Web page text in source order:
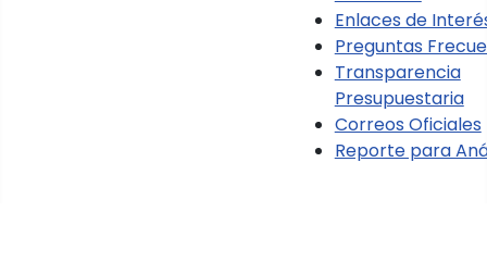
Enlaces de
Preguntas
Transparencia
Presupuestaria
Correos Oficiales
Reporte para